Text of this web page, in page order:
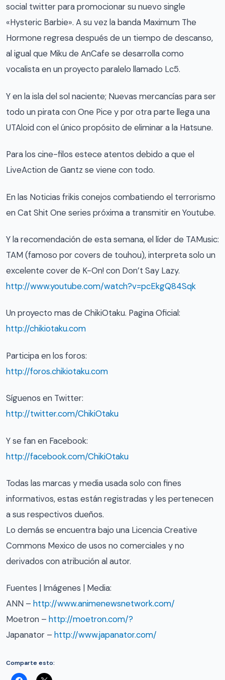
social twitter para promocionar su nuevo single
«Hysteric Barbie». A su vez la banda Maximum The
Hormone regresa después de un tiempo de descanso,
al igual que Miku de AnCafe se desarrolla como
vocalista en un proyecto paralelo llamado Lc5.
Y en la isla del sol naciente; Nuevas mercancías para ser
todo un pirata con One Pice y por otra parte llega una
UTAloid con el único propósito de eliminar a la Hatsune.
Para los cine-filos estece atentos debido a que el
LiveAction de Gantz se viene con todo.
En las Noticias frikis conejos combatiendo el terrorismo
en Cat Shit One series próxima a transmitir en Youtube.
Y la recomendación de esta semana, el líder de TAMusic:
TAM (famoso por covers de touhou), interpreta solo un
excelente cover de K-On! con Don’t Say Lazy.
http://www.youtube.com/watch?v=pcEkgQ84Sqk
Un proyecto mas de ChikiOtaku. Pagina Oficial:
http://chikiotaku.com
Participa en los foros:
http://foros.chikiotaku.com
Síguenos en Twitter:
http://twitter.com/ChikiOtaku
Y se fan en Facebook:
http://facebook.com/ChikiOtaku
Todas las marcas y media usada solo con fines
informativos, estas están registradas y les pertenecen
a sus respectivos dueños.
Lo demás se encuentra bajo una Licencia Creative
Commons Mexico de usos no comerciales y no
derivados con atribución al autor.
Fuentes | Imágenes | Media:
ANN – http://www.animenewsnetwork.com/
Moetron – http://moetron.com/?
Japanator – http://www.japanator.com/
Comparte esto: